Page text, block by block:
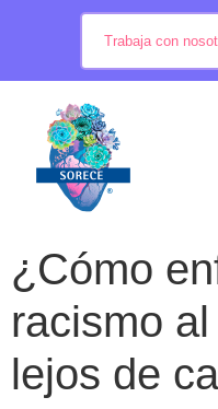
Trabaja con
¿Cómo
racismo
lejos de